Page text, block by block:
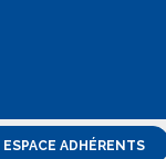
ESPACE ADHÉRENTS